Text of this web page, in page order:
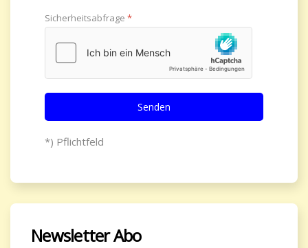
Sicherheitsabfrage *
Senden
*) Pflichtfeld
Newsletter Abo